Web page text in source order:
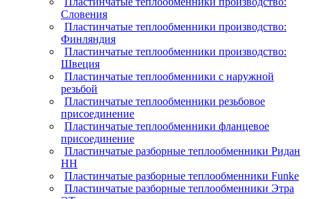
Словения
Пластинчатые теплообменники производство:
Финляндия
Пластинчатые теплообменники производство:
Швеция
Пластинчатые теплообменники с наружной
резьбой
Пластинчатые теплообменники резьбовое
присоединение
Пластинчатые теплообменники фланцевое
присоединение
Пластинчатые разборные теплообменники Ридан
НН
Пластинчатые разборные теплообменники Funke
Пластинчатые разборные теплообменники Этра